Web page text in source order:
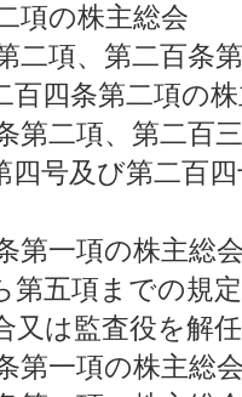
項の株主総会
項、第二百条
百四条第二項の
二項、第二百
四号及び第二百
第一項の株主総
第五項までの規
又は監査役を解
一項の株主総